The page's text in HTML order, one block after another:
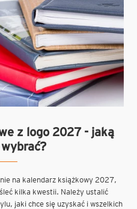
z logo 2027 - jaką
na kalendarz książkowy 2027,
kilka kwestii. Należy ustalić
jaki chce się uzyskać i wszelkich